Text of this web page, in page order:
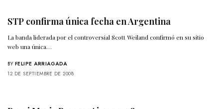
STP confirma única fecha en Argentina
La banda liderada por el controversial Scott Weiland confirmó en su sitio
web una única…
BY FELIPE ARRIAGADA
12 DE SEPTIEMBRE DE 2008